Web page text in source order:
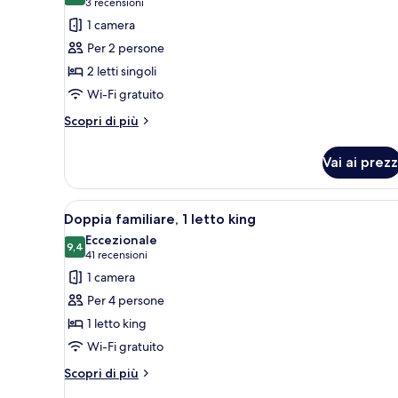
foto
per
Camera
Comfort
con
2
2
letti
singoli
recensioni)
1 camera
Per 2 persone
2 letti singoli
Wi-Fi gratuito
Scopri di più
Altri
Comfort
con
2
letti
singoli,
letti
singoli
Vai ai
Apri
tutte
le
foto
per
Doppia
familiare,
1
letto
Una camera d'albergo con
5
Doppia familiare, 1 letto king
9,49,4 su 10
Eccezionale
41 recensioni
(41
recensioni)
1 camera
Per 4 persone
1 letto king
Wi-Fi gratuito
Scopri di più
Altri